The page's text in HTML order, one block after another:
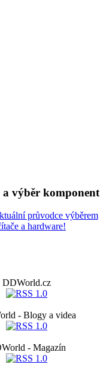
a výběr komponent
průvodce výběrem
a hardware!
DDWorld.cz
- Blogy a videa
- Magazín